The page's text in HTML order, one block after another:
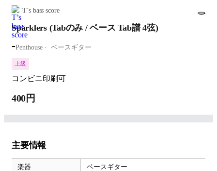
T’s bass score
Sparklers (Tabのみ / ベース Tab譜 4弦)
-Penthouse ベースギター
上級
コンビニ印刷可
400円
主要情報
楽器 ベースギター